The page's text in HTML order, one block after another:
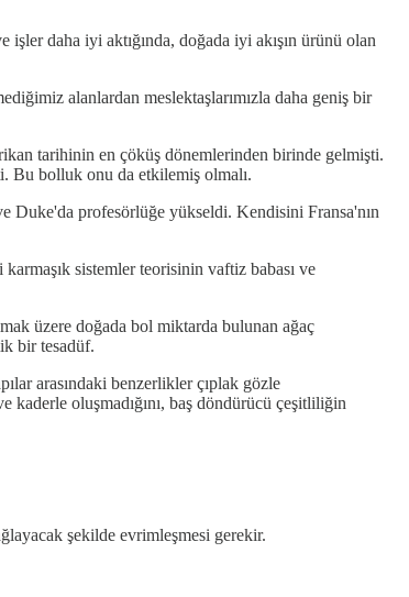
daha iyi aktığında, doğada iyi akışın ürünü olan
alanlardan meslektaşlarımızla daha geniş bir
tarihinin en çöküş dönemlerinden birinde gelmişti.
Bu bolluk onu da etkilemiş olmalı.
Duke'da profesörlüğe yükseldi. Kendisini Fransa'nın
sistemler teorisinin vaftiz babası ve
üzere doğada bol miktarda bulunan ağaç
bir tesadüf.
arasındaki benzerlikler çıplak gözle
kaderle oluşmadığını, baş döndürücü çeşitliliğin
şekilde evrimleşmesi gerekir.